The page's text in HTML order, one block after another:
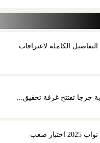
الكاملة لاعترافات
جرجا تفتتح غرفة تحقيق...
محسن البديوي: انتخابات نواب 2025 اختبار صعب